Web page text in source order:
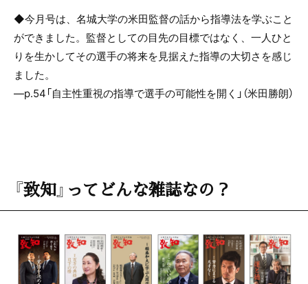
◆今月号は、名城大学の米田監督の話から指導法を学ぶこと
ができました。監督としての目先の目標ではなく、一人ひと
りを生かしてその選手の将来を見据えた指導の大切さを感じ
ました。
―p.54「自主性重視の指導で選手の可能性を開く 」（米田勝朗）
『致知』ってどんな雑誌なの？